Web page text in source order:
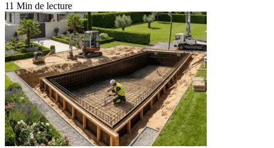
11 Min de lecture